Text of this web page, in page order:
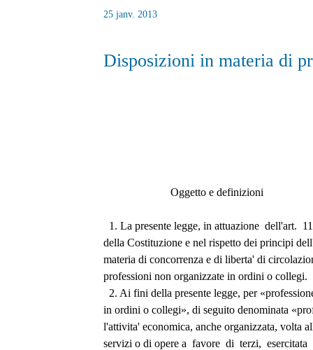
25 janv. 2013
Disposizioni in materia di
                        Oggetto e definizioni
1. La presente legge, in attuazione  dell'art.
della Costituzione e nel rispetto dei principi
materia di concorrenza e di liberta' di
professioni non organizzate in ordini o collegi.
2. Ai fini della presente legge, per
in ordini o collegi», di seguito denominata
l'attivita' economica, anche organizzata, volta
servizi o di opere a  favore  di  terzi,  esercitata